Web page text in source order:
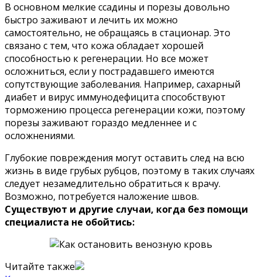
В основном мелкие ссадины и порезы довольно
быстро заживают и лечить их можно
самостоятельно, не обращаясь в стационар. Это
связано с тем, что кожа обладает хорошей
способностью к регенерации. Но все может
осложниться, если у пострадавшего имеются
сопутствующие заболевания. Например, сахарный
диабет и вирус иммунодефицита способствуют
торможению процесса регенерации кожи, поэтому
порезы заживают гораздо медленнее и с
осложнениями.
Глубокие повреждения могут оставить след на всю
жизнь в виде грубых рубцов, поэтому в таких случаях
следует незамедлительно обратиться к врачу.
Возможно, потребуется наложение швов.
Существуют и другие случаи, когда без помощи
специалиста не обойтись:
Читайте также